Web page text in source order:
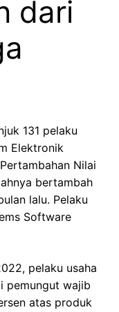
dari
131 pelaku
Elektronik
Nilai
bertambah
lalu. Pelaku
Software
pelaku usaha
pemungut wajib
atas produk